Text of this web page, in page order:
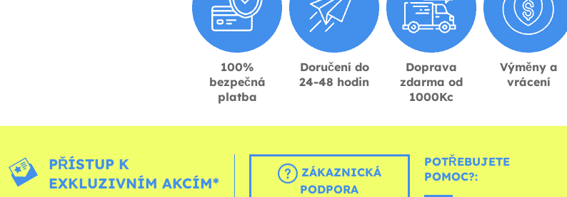
100%
bezpečná
platba
Doručení do
24-48 hodin
Doprava
zdarma od
1000Kc
Výměny a
vrácení
PŘÍSTUP K
EXKLUZIVNÍM AKCÍM*
ZÁKAZNICKÁ
PODPORA
POTŘEBUJETE
POMOC?: